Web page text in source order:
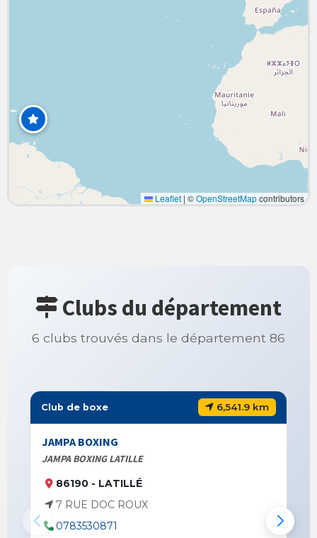
Leaflet | ©OpenStreetMapcontributors
Clubs du département
6 clubs trouvés dans le département 86
Club de boxe 6,541.9 km
JAMPA BOXING
JAMPA BOXING LATILLE
86190 - LATILLÉ
7 RUE DOC ROUX
0783530871